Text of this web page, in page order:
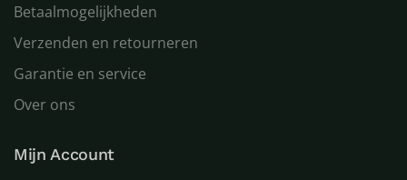
Betaalmogelijkheden
Verzenden en retourneren
Garantie en service
Over ons
Mijn Account